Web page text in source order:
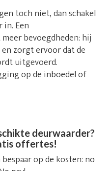
toch niet, dan schakel
Een
bevoegdheden: hij
zorgt ervoor dat de
uitgevoerd.
op de inboedel of
deurwaarder?
offertes!
op de kosten: no